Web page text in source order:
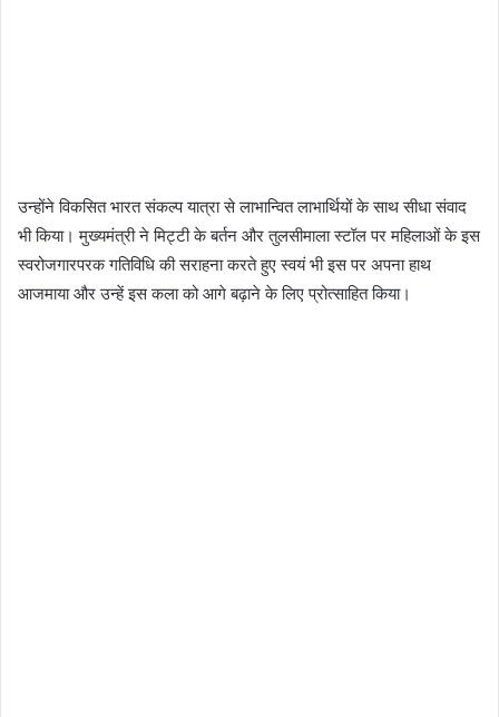
उन्होंने विकसित भारत संकल्प यात्रा से लाभान्वित लाभार्थियों के साथ सीधा संवाद
भी किया। मुख्यमंत्री ने मिट्टी के बर्तन और तुलसीमाला स्टॉल पर महिलाओं के इस
स्वरोजगारपरक गतिविधि की सराहना करते हुए स्वयं भी इस पर अपना हाथ
आजमाया और उन्हें इस कला को आगे बढ़ाने के लिए प्रोत्साहित किया।